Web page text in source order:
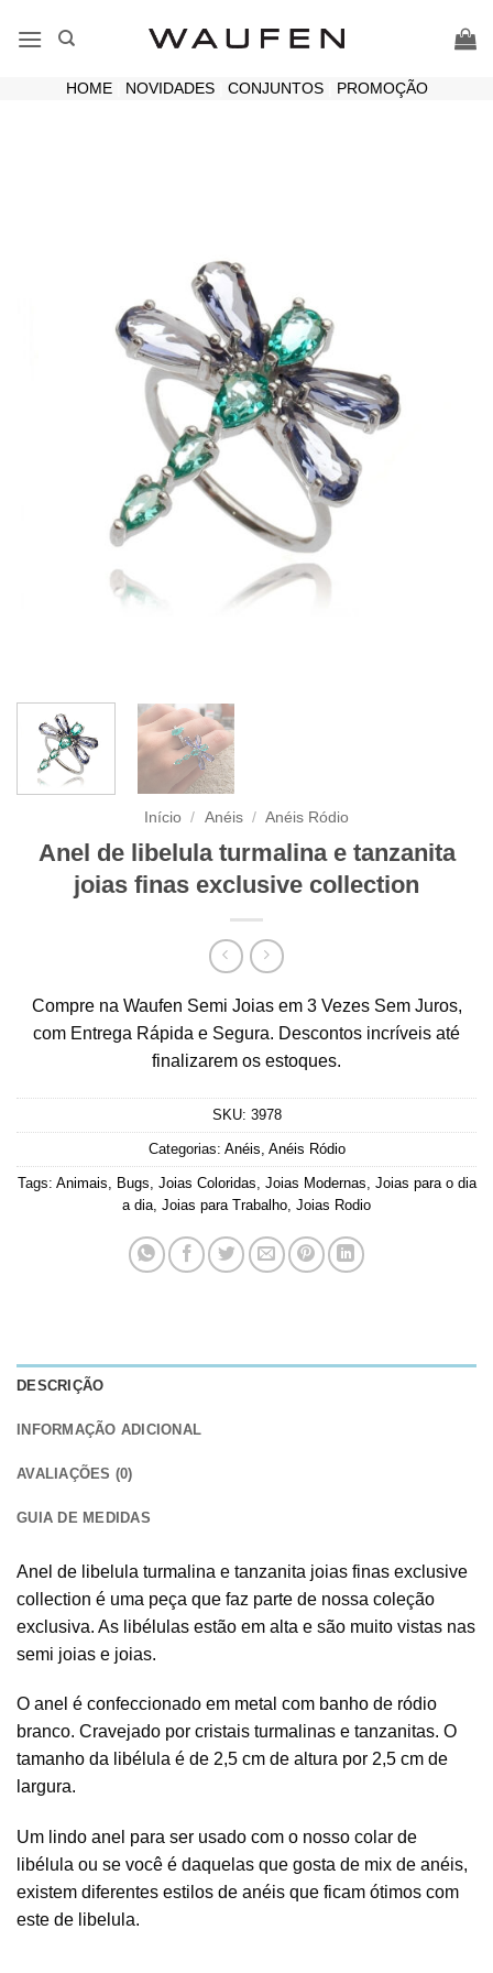
HOME| NOVIDADES| CONJUNTOS| PROMOÇÃO
Início / Anéis / Anéis Ródio
Anel de libelula turmalina e tanzanita
joias finas exclusive collection
Compre na Waufen Semi Joias em 3 Vezes Sem Juros,
com Entrega Rápida e Segura. Descontos incríveis até
finalizarem os estoques.
SKU: 3978
Categorias: Anéis Anéis Ródio
Tags: Animais Bugs Joias Coloridas Joias Modernas Joias para o dia
a dia Joias para Trabalho Joias Rodio
DESCRIÇÃO
INFORMAÇÃO ADICIONAL
AVALIAÇÕES (0)
GUIA DE MEDIDAS
Anel de libelula turmalina e tanzanita joias finas exclusive
collection é uma peça que faz parte de nossa coleção
exclusiva. As libélulas estão em alta e são muito vistas nas
semi joias e joias.
O anel é confeccionado em metal com banho de ródio
branco. Cravejado por cristais turmalinas e tanzanitas. O
tamanho da libélula é de 2,5 cm de altura por 2,5 cm de
largura.
Um lindo anel para ser usado com o nosso colar de
libélula ou se você é daquelas que gosta de mix de anéis,
existem diferentes estilos de anéis que ficam ótimos com
este de libelula.